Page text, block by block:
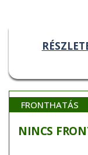
FRONTHATÁS
NINCS